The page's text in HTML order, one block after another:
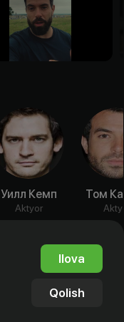
Уилл Кемп
Aktyor
Том
Ilova
Qolish